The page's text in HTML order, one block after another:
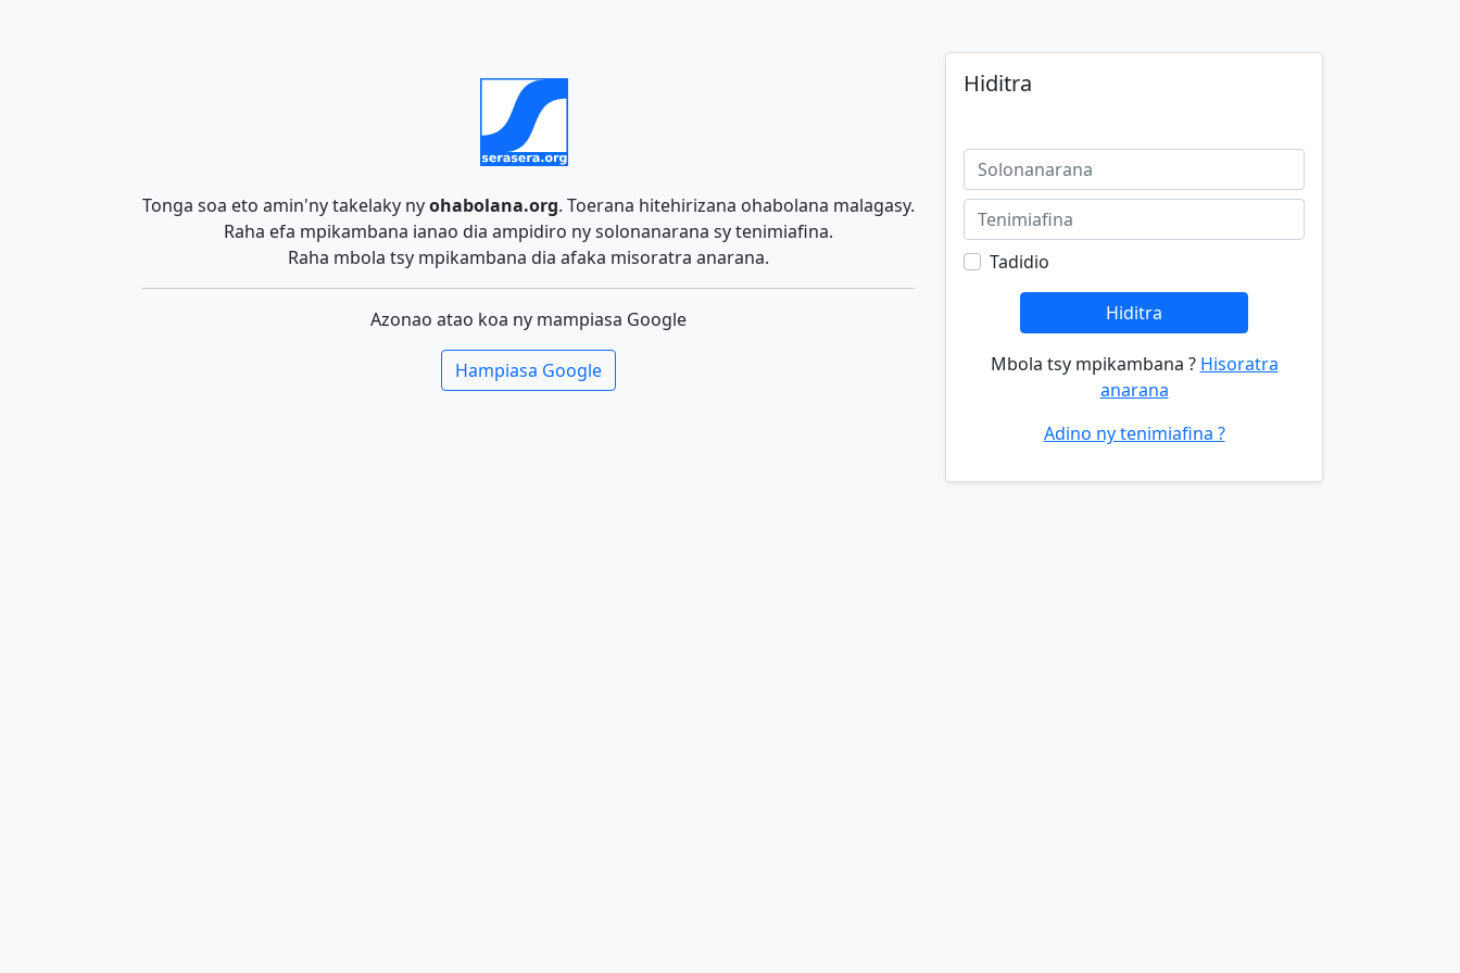
Tonga soa eto amin'ny takelaky nyohabolana.org. Toerana hitehirizana ohabolana malagasy.
Raha efa mpikambana ianao dia ampidiro ny solonanarana sy tenimiafina.
Raha mbola tsy mpikambana dia afaka misoratra anarana.
Azonao atao koa ny mampiasa Google
Hampiasa Google
Hiditra
Tadidio
Hiditra
Mbola tsy mpikambana ? Hisoratra
anarana
Adino ny tenimiafina ?